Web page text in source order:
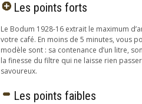
Les points forts
Le Bodum 1928-16 extrait le maximum
votre café. En moins de 5 minutes, vous
modèle sont : sa contenance d’un litre,
la finesse du filtre qui ne laisse rien
savoureux.
Les points faibles